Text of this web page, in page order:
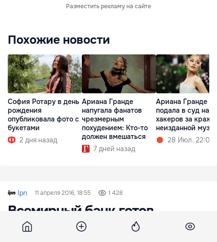
Разместить рекламу на сайте
Похожие новости
София Ротару в день
рождения
опубликовала фото с
букетами
2 дня назад
Ариана Гранде
напугала фанатов
чрезмерным
похудением: Кто-то
должен вмешаться
7 дней назад
Ариана Гранде
подала в суд на
хакеров за кражу
неизданной
28 Июл. 22:02
Ipn 11 апреля 2016, 18:55 1 428
Всемирный банк готов
поддержать новые проекты в